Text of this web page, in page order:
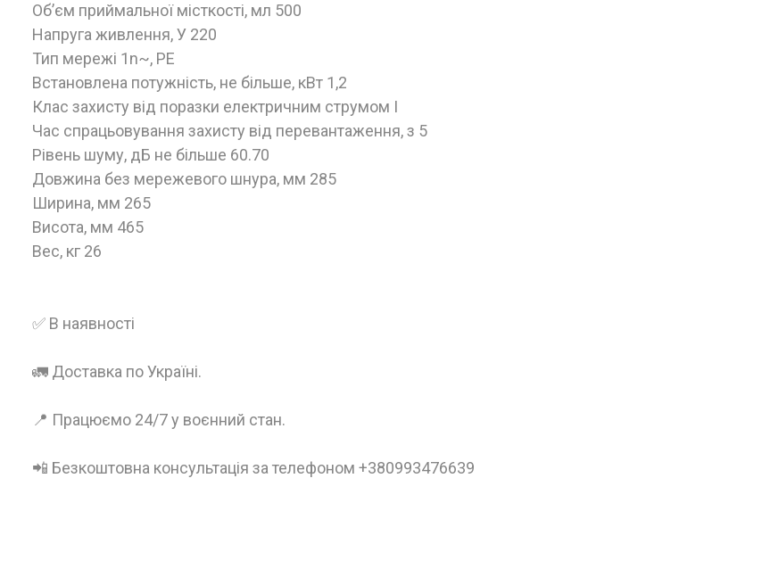
Об’єм приймальної місткості, мл 500
Напруга живлення, У 220
Тип мережі 1n~, РЕ
Встановлена потужність, не більше, кВт 1,2
Клас захисту від поразки електричним струмом І
Час спрацьовування захисту від перевантаження, з 5
Рівень шуму, дБ не більше 60.70
Довжина без мережевого шнура, мм 285
Ширина, мм 265
Висота, мм 465
Вес, кг 26
✅ В наявності
🚛 Доставка по Україні.
📍 Працюємо 24/7 у воєнний стан.
📲 Безкоштовна консультація за телефоном +380993476639